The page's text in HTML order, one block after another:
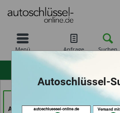
Menü Anfrage Suchen
Autoschlüssel (in Berlin)
moeller-
Autoschlüssel-